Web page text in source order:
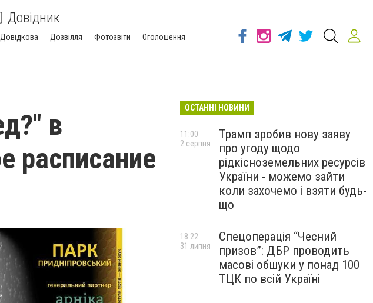
Довідник
Довідкова Дозвілля Фотозвіти
Оголошення
в
расписание
ОСТАННІ НОВИНИ
Трамп зробив нову заяву
про угоду щодо
рідкісноземельних ресурсів
України - можемо зайти
коли захочемо і взяти будь-
що
11:00
2 серпня
Спецоперація “Чесний
призов”: ДБР проводить
масові обшуки у понад 100
ТЦК по всій Україні
18:22
31 липня